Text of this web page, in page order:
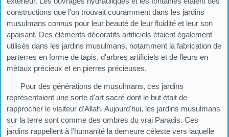
constructions que l'on trouvait couramment dans les jardins
musulmans connus pour leur beauté de leur fluidité et leur son
apaisant. Des éléments décoratifs artificiels étaient également
utilisés dans les jardins musulmans, notamment la fabrication de
parterres en forme de tapis, d'arbres artificiels et de fleurs en
métaux précieux et en pierres précieuses.
Pour des générations de musulmans, ces jardins
représentaient une sorte d'art sacré dont le but était de
rapprocher le visiteur d'Allah. Aujourd'hui, les jardins musulmans
sur la terre sont comme des ombres du vrai Paradis. Ces
jardins rappellent à l’humanité la demeure céleste vers laquelle